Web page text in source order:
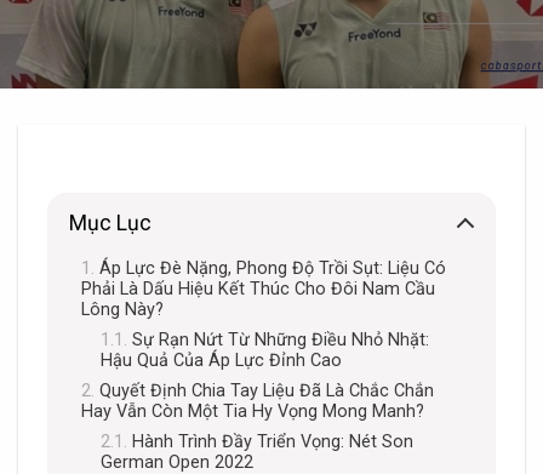
Mục Lục
Áp Lực Đè Nặng, Phong Độ Trồi Sụt: Liệu Có
Phải Là Dấu Hiệu Kết Thúc Cho Đôi Nam Cầu
Lông Này?
Sự Rạn Nứt Từ Những Điều Nhỏ Nhặt:
Hậu Quả Của Áp Lực Đỉnh Cao
Quyết Định Chia Tay Liệu Đã Là Chắc Chắn
Hay Vẫn Còn Một Tia Hy Vọng Mong Manh?
Hành Trình Đầy Triển Vọng: Nét Son
German Open 2022